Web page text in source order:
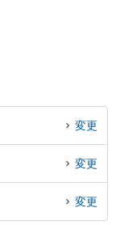
変更
変更
変更